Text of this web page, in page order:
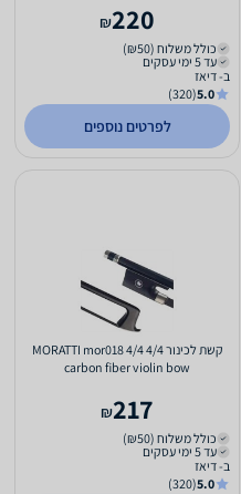
220
₪
כולל משלוח (₪50)
עד 5 ימי עסקים
ב- דיאז
5.0
(320)
לפרטים נוספים
קשת לכינור 4/4 MORATTI mor018 4/4
carbon fiber violin bow
217
₪
כולל משלוח (₪50)
עד 5 ימי עסקים
ב- דיאז
5.0
(320)